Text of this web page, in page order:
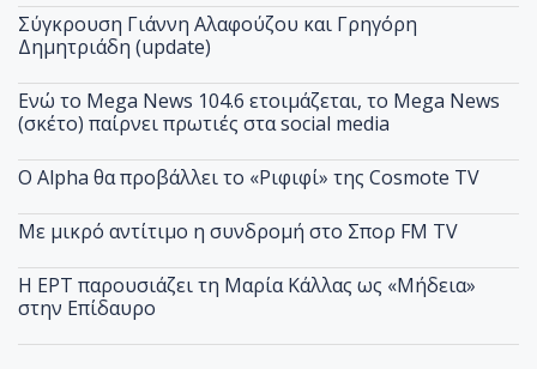
Σύγκρουση Γιάννη Αλαφούζου και Γρηγόρη
Δημητριάδη (update)
Ενώ το Mega News 104.6 ετοιμάζεται, το Mega News
(σκέτο) παίρνει πρωτιές στα social media
Ο Alpha θα προβάλλει το «Ριφιφί» της Cosmote TV
Με μικρό αντίτιμο η συνδρομή στο Σπορ FM TV
Η ΕΡΤ παρουσιάζει τη Μαρία Κάλλας ως «Μήδεια»
στην Επίδαυρο